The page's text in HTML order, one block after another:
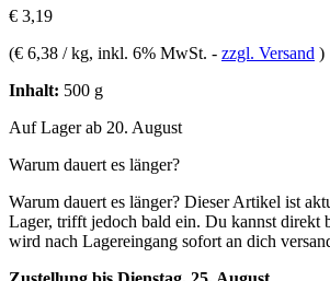
€ 3,19
(€ 6,38 / kg, inkl. 6% MwSt. - zzgl. Versand )
Inhalt: 500 g
Auf Lager ab 20. August
Warum dauert es länger?
Warum dauert es länger? Dieser Artikel ist
Lager, trifft jedoch bald ein. Du kannst direkt
wird nach Lagereingang sofort an dich